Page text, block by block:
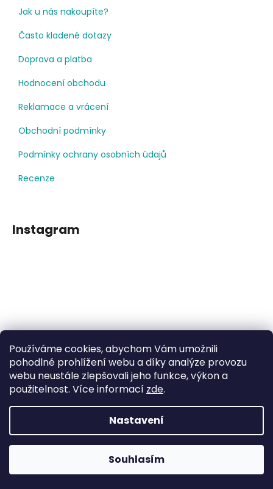
Používáme cookies, abychom Vám umožnili
pohodlné prohlížení webu a díky analýze provozu
webu neustále zlepšovali jeho funkce, výkon a
použitelnost. Více informací zde.
Nastavení
Souhlasím
Jak u nás nakoupíte?
Často kladené dotazy
Doprava a platba
Hodnocení obchodu
Reklamace a vrácení
Obchodní podmínky
Podmínky ochrany osobních údajů
Recenze
Instagram
Sledovat na Instagramu
Facebook
Vytvořil Shoptet
Dětské klipy na dudlíčky
vyhrazena.